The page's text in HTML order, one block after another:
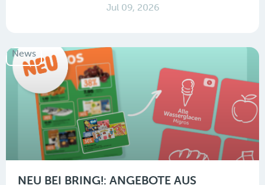
Jul 09, 2026
News
NEU BEI BRING!: ANGEBOTE AUS